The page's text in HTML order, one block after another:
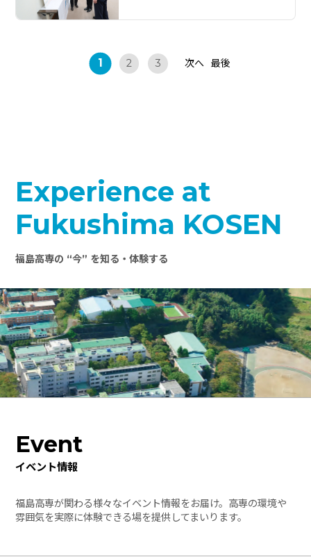
1 2 3 次へ 最後
Experience at
Fukushima KOSEN
福島高専の “今” を知る・体験する
Event
イベント情報
福島高専が関わる様々なイベント情報をお届け。高専の環境や
雰囲気を実際に体験できる場を提供してまいります。